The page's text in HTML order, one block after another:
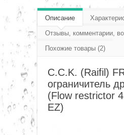
Фитинг, переходники,
фурнитура
C.C.K. фитинг и
C.C.K. (Raifil) FR-450P-EZ
restrictor 450ml/min EZ)
Описание
Отзывы, комментарии,
Похожие товары (2)
C.C.K. (Raifil)
ограничитель
(Flow restrictor
EZ)